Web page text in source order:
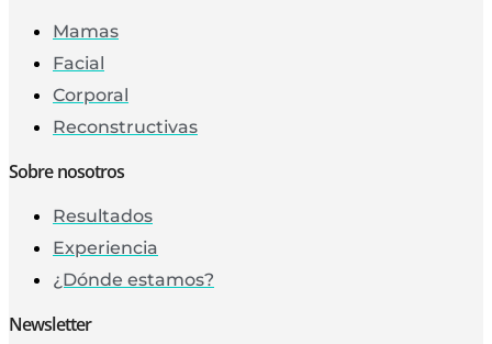
Mamas
Facial
Corporal
Reconstructivas
Sobre nosotros
Resultados
Experiencia
¿Dónde estamos?
Newsletter